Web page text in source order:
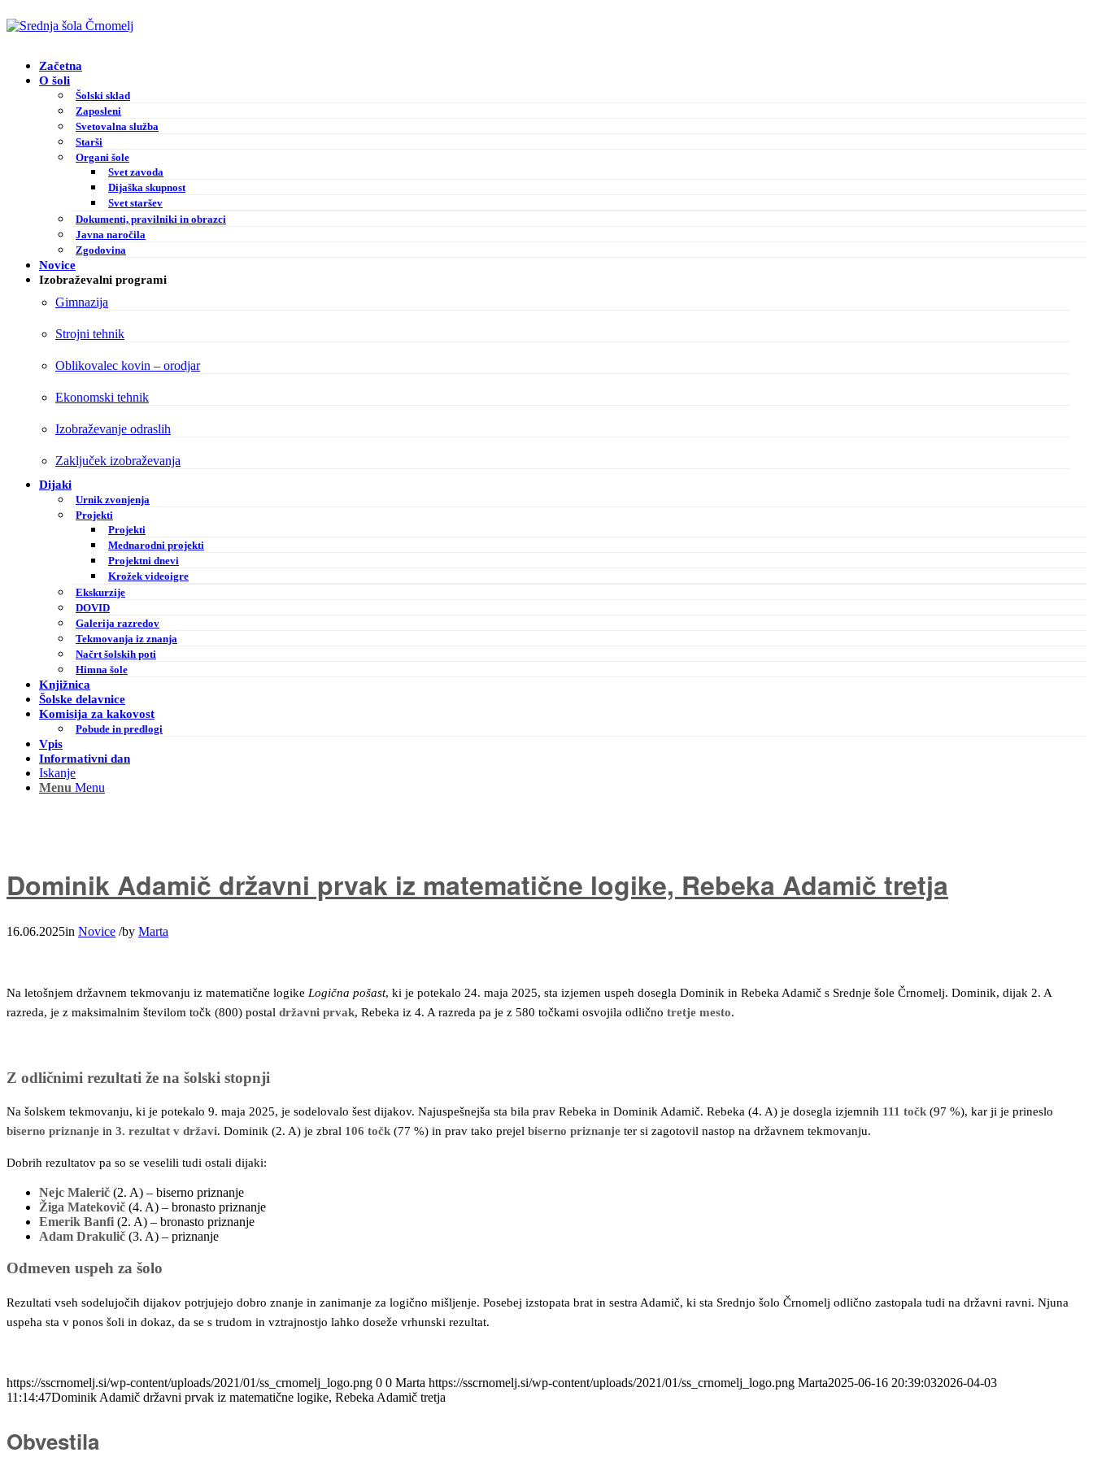
Začetna
O šoli
Šolski sklad
Zaposleni
Svetovalna služba
Starši
Organi šole
Svet zavoda
Dijaška skupnost
Svet staršev
Dokumenti, pravilniki in obrazci
Javna naročila
Zgodovina
Novice
Izobraževalni programi
Gimnazija
Strojni tehnik
Oblikovalec kovin – orodjar
Ekonomski tehnik
Izobraževanje odraslih
Zaključek izobraževanja
Dijaki
Urnik zvonjenja
Projekti
Projekti
Mednarodni projekti
Projektni dnevi
Krožek videoigre
Ekskurzije
DOVID
Galerija razredov
Tekmovanja iz znanja
Načrt šolskih poti
Himna šole
Knjižnica
Šolske delavnice
Komisija za kakovost
Pobude in predlogi
Vpis
Informativni dan
Iskanje
Menu Menu
Dominik Adamič državni prvak iz matematične logike, Rebeka Adamič tretja
16.06.2025in Novice /by Marta
Na letošnjem državnem tekmovanju iz matematične logike Logična pošast, ki je potekalo 24. maja 2025, sta izjemen uspeh dosegla Dominik in Rebeka Adamič s Srednje šole Črnomelj. Dominik, dijak 2. A
razreda, je z maksimalnim številom točk (800) postal državni prvak, Rebeka iz 4. A razreda pa je z 580 točkami osvojila odlično tretje mesto.
Z odličnimi rezultati že na šolski stopnji
Na šolskem tekmovanju, ki je potekalo 9. maja 2025, je sodelovalo šest dijakov. Najuspešnejša sta bila prav Rebeka in Dominik Adamič. Rebeka (4. A) je dosegla izjemnih 111 točk(97 %), kar ji je prineslo
biserno priznanje in 3. rezultat v državi. Dominik (2. A) je zbral 106 točk(77 %) in prav tako prejel biserno priznanje ter si zagotovil nastop na državnem tekmovanju.
Dobrih rezultatov pa so se veselili tudi ostali dijaki:
Nejc Malerič (2. A) – biserno priznanje
Žiga Matekovič (4. A) – bronasto priznanje
Emerik Banfi (2. A) – bronasto priznanje
Adam Drakulič (3. A) – priznanje
Odmeven uspeh za šolo
Rezultati vseh sodelujočih dijakov potrjujejo dobro znanje in zanimanje za logično mišljenje. Posebej izstopata brat in sestra Adamič, ki sta Srednjo šolo Črnomelj odlično zastopala tudi na državni ravni. Njuna
uspeha sta v ponos šoli in dokaz, da se s trudom in vztrajnostjo lahko doseže vrhunski rezultat.
https://sscrnomelj.si/wp-content/uploads/2021/01/ss_crnomelj_logo.png 0 0 Marta https://sscrnomelj.si/wp-content/uploads/2021/01/ss_crnomelj_logo.png Marta2025-06-16 20:39:032026-04-03
11:14:47Dominik Adamič državni prvak iz matematične logike, Rebeka Adamič tretja
Obvestila